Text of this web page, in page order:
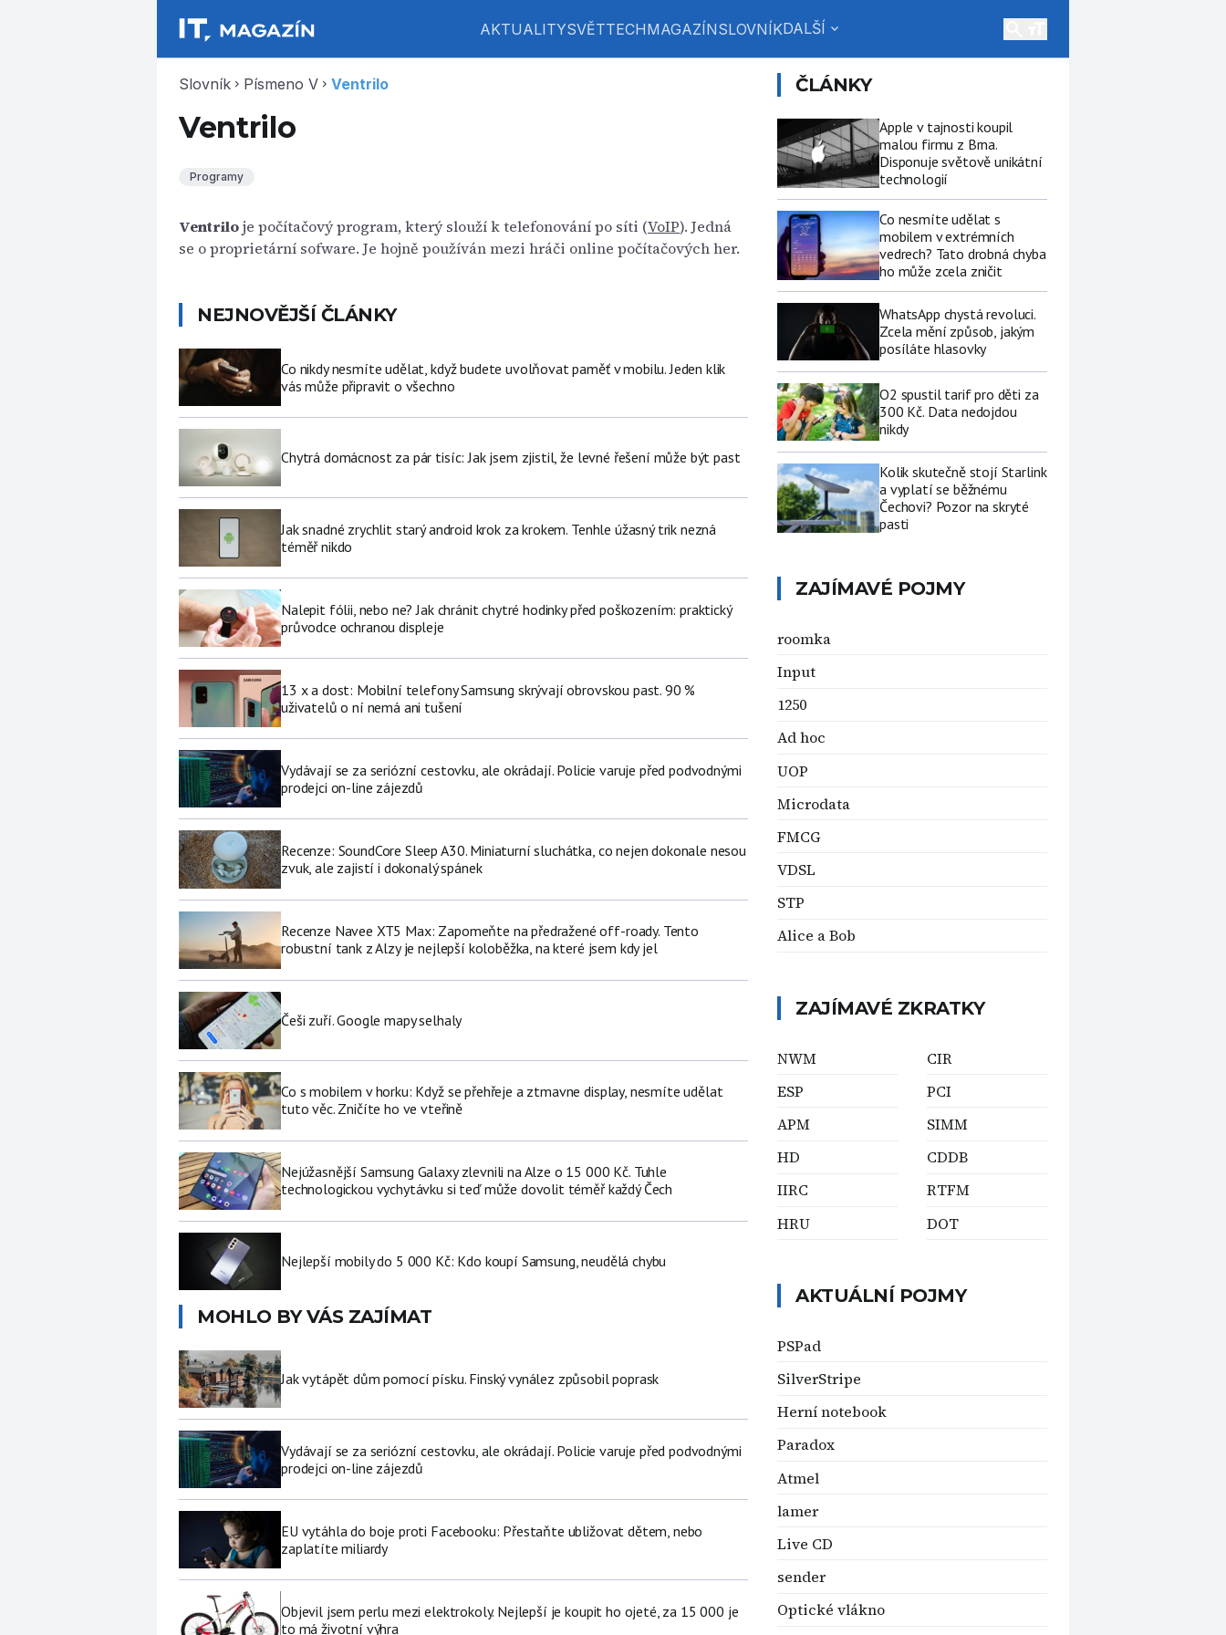
AKTUALITYSVĚTTECHMAGAZÍNSLOVNÍKDALŠÍ expand_more
Slovník chevron_right Písmeno V chevron_right Ventrilo
Ventrilo
Programy
Ventriloje počítačový program, který slouží k telefonování po síti (VoIP). Jedná
se o proprietární sofware. Je hojně používán mezi hráči online počítačových her.
NEJNOVĚJŠÍ ČLÁNKY
Co nikdy nesmíte udělat, když budete uvolňovat paměť v mobilu. Jeden klik
vás může připravit o všechno
Chytrá domácnost za pár tisíc: Jak jsem zjistil, že levné řešení může být past
Jak snadné zrychlit starý android krok za krokem. Tenhle úžasný trik nezná
téměř nikdo
Nalepit fólii, nebo ne? Jak chránit chytré hodinky před poškozením: praktický
průvodce ochranou displeje
13 x a dost: Mobilní telefony Samsung skrývají obrovskou past. 90 %
uživatelů o ní nemá ani tušení
Vydávají se za seriózní cestovku, ale okrádají. Policie varuje před podvodnými
prodejci on-line zájezdů
Recenze: SoundCore Sleep A30. Miniaturní sluchátka, co nejen dokonale nesou
zvuk, ale zajistí i dokonalý spánek
Recenze Navee XT5 Max: Zapomeňte na předražené off-roady. Tento
robustní tank z Alzy je nejlepší koloběžka, na které jsem kdy jel
Češi zuří. Google mapy selhaly
Co s mobilem v horku: Když se přehřeje a ztmavne display, nesmíte udělat
tuto věc. Zničíte ho ve vteřině
Nejúžasnější Samsung Galaxy zlevnili na Alze o 15 000 Kč. Tuhle
technologickou vychytávku si teď může dovolit téměř každý Čech
Nejlepší mobily do 5 000 Kč: Kdo koupí Samsung, neudělá chybu
MOHLO BY VÁS ZAJÍMAT
Jak vytápět dům pomocí písku. Finský vynález způsobil poprask
Vydávají se za seriózní cestovku, ale okrádají. Policie varuje před podvodnými
prodejci on-line zájezdů
EU vytáhla do boje proti Facebooku: Přestaňte ubližovat dětem, nebo
zaplatíte miliardy
Objevil jsem perlu mezi elektrokoly. Nejlepší je koupit ho ojeté, za 15 000 je
to má životní výhra
ČLÁNKY
Apple v tajnosti koupil
malou firmu z Brna.
Disponuje světově unikátní
technologií
Co nesmíte udělat s
mobilem v extrémních
vedrech? Tato drobná chyba
ho může zcela zničit
WhatsApp chystá revoluci.
Zcela mění způsob, jakým
posíláte hlasovky
O2 spustil tarif pro děti za
300 Kč. Data nedojdou
nikdy
Kolik skutečně stojí Starlink
a vyplatí se běžnému
Čechovi? Pozor na skryté
pasti
ZAJÍMAVÉ POJMY
roomka
Input
1250
Ad hoc
UOP
Microdata
FMCG
VDSL
STP
Alice a Bob
ZAJÍMAVÉ ZKRATKY
NWM
ESP
APM
HD
IIRC
HRU
CIR
PCI
SIMM
CDDB
RTFM
DOT
AKTUÁLNÍ POJMY
PSPad
SilverStripe
Herní notebook
Paradox
Atmel
lamer
Live CD
sender
Optické vlákno